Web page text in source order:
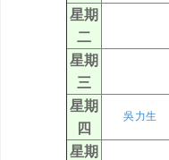
星期
二
星期
三
星期
四
吳力生
星期